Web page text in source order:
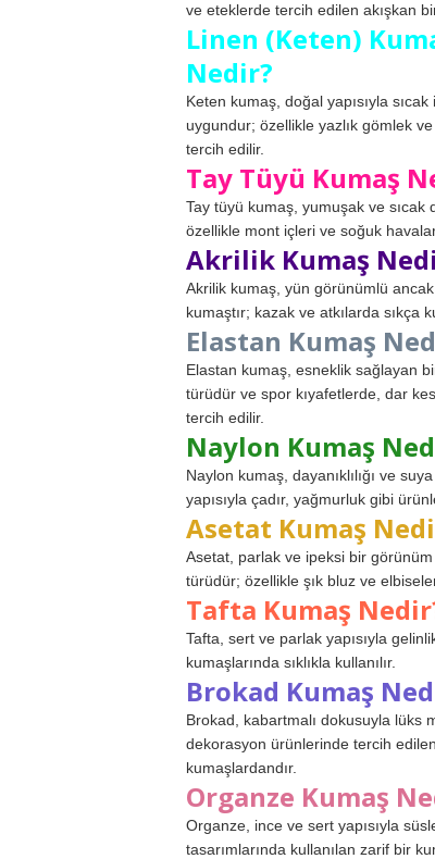
ve eteklerde tercih edilen akışkan
Linen (Keten)
Nedir?
Keten kumaş, doğal yapısıyla sıcak
uygundur; özellikle yazlık gömlek
tercih edilir.
Tay Tüyü Kumaş
Tay tüyü kumaş, yumuşak ve sıcak
özellikle mont içleri ve soğuk
Akrilik Kumaş
Akrilik kumaş, yün görünümlü
kumaştır; kazak ve atkılarda sıkça
Elastan Kumaş
Elastan kumaş, esneklik sağlayan
türüdür ve spor kıyafetlerde, dar
tercih edilir.
Naylon Kumaş
Naylon kumaş, dayanıklılığı ve
yapısıyla çadır, yağmurluk gibi
Asetat Kumaş
Asetat, parlak ve ipeksi bir
türüdür; özellikle şık bluz ve
Tafta Kumaş
Tafta, sert ve parlak yapısıyla
kumaşlarında sıklıkla kullanılır.
Brokad Kumaş
Brokad, kabartmalı dokusuyla lüks
dekorasyon ürünlerinde tercih edilen
kumaşlardandır.
Organze Kumaş
Organze, ince ve sert yapısıyla
tasarımlarında kullanılan zarif bir